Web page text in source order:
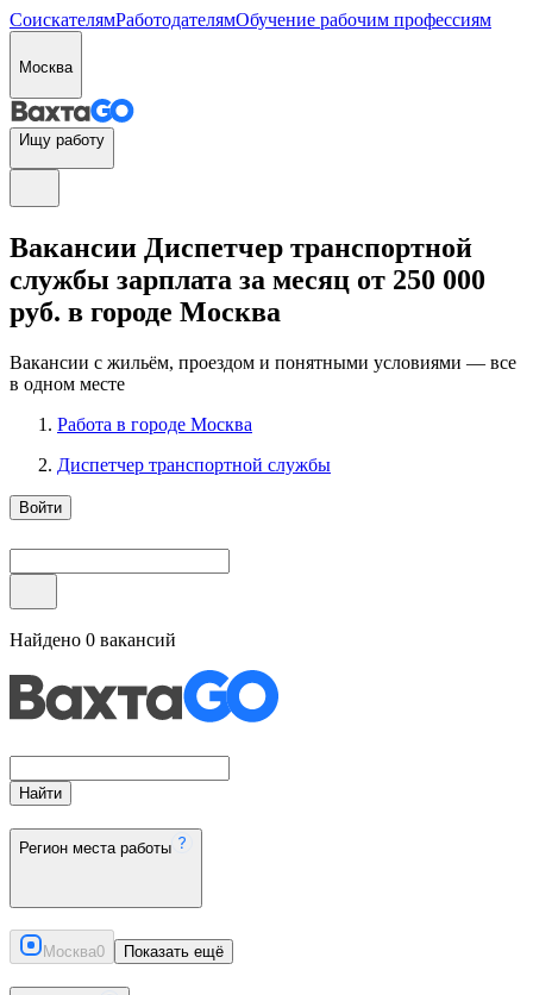
СоискателямРаботодателямОбучение рабочим профессиям
Москва
Ищу работу
Вакансии Диспетчер транспортной
службы зарплата за месяц от 250 000
руб. в городе Москва
Вакансии с жильём, проездом и понятными условиями — все
в одном месте
Работа в городе Москва
Диспетчер транспортной службы
Войти
Найдено 0 вакансий
Найти
Регион места работы
Москва0 Показать ещё